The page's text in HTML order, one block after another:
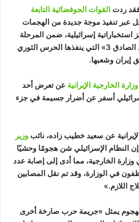
فقد ردت القوات الجوفضائية التابعة
عبر تنفيذ موجة جديدة من الهجمات
استخباراتية إسرائيلية، ضمن المرحلة
الثالثة من عمليات «الوعد الصادق 3» التي ينفذها الحرس الثوري
إيران وشعبها.
وزارة الخارجية الإيرانية عن تعرض أحد
أسفر عن أضرار جسيمة في جزء
عن سعيد خطيب زاده، نائب وزير
النظام الإسرائيلي شن هجومًا وحشيًا
الخارجية، مما أدى إلى إصابة عدد
في الوزارة، وقد تم نقل المصابين
اللازم.»
يمثل «جريمة حرب صارخة أخرى